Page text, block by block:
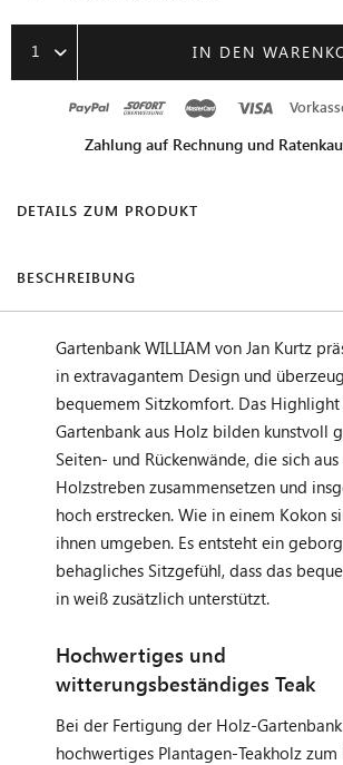
1 IN DEN
Zahlung auf Rechnung und
DETAILS ZUM PRODUKT
BESCHREIBUNG
Gartenbank WILLIAM von Jan Kurtz
in extravagantem Design und
bequemem Sitzkomfort. Das
Gartenbank aus Holz bilden kunstvoll
Seiten- und Rückenwände, die sich
Holzstreben zusammensetzen und
hoch erstrecken. Wie in einem Kokon
ihnen umgeben. Es entsteht ein
behagliches Sitzgefühl, dass das
in weiß zusätzlich unterstützt.
Hochwertiges und
witterungsbeständiges Teak
Bei der Fertigung der Holz-
hochwertiges Plantagen-Teakholz zum